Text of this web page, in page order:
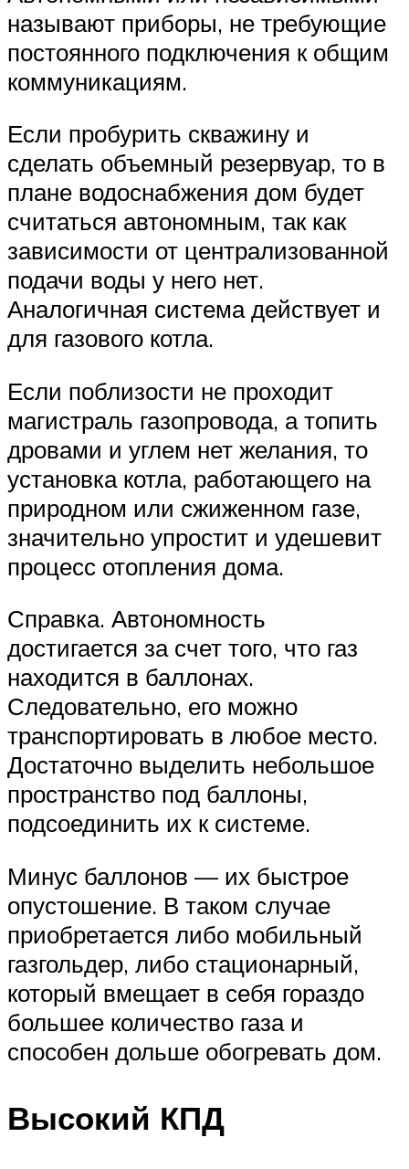
называют приборы, не требующие
постоянного подключения к общим
коммуникациям.
Если пробурить скважину и
сделать объемный резервуар, то в
плане водоснабжения дом будет
считаться автономным, так как
зависимости от централизованной
подачи воды у него нет.
Аналогичная система действует и
для газового котла.
Если поблизости не проходит
магистраль газопровода, а топить
дровами и углем нет желания, то
установка котла, работающего на
природном или сжиженном газе,
значительно упростит и удешевит
процесс отопления дома.
Справка. Автономность
достигается за счет того, что газ
находится в баллонах.
Следовательно, его можно
транспортировать в любое место.
Достаточно выделить небольшое
пространство под баллоны,
подсоединить их к системе.
Минус баллонов — их быстрое
опустошение. В таком случае
приобретается либо мобильный
газгольдер, либо стационарный,
который вмещает в себя гораздо
большее количество газа и
способен дольше обогревать дом.
Высокий КПД